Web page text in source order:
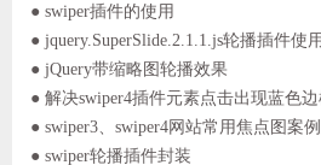
● swiper插件的使用
● jquery.SuperSlide.2.1.1.js轮播插件使用
● jQuery带缩略图轮播效果
● 解决swiper4插件元素点击出现蓝色
● swiper3、swiper4网站常用焦点图案
● swiper轮播插件封装